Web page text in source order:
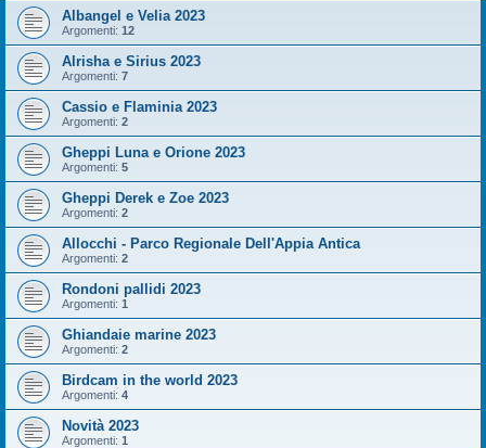
Albangel e Velia 2023
Argomenti: 12
Alrisha e Sirius 2023
Argomenti: 7
Cassio e Flaminia 2023
Argomenti: 2
Gheppi Luna e Orione 2023
Argomenti: 5
Gheppi Derek e Zoe 2023
Argomenti: 2
Allocchi - Parco Regionale Dell'Appia Antica
Argomenti: 2
Rondoni pallidi 2023
Argomenti: 1
Ghiandaie marine 2023
Argomenti: 2
Birdcam in the world 2023
Argomenti: 4
Novità 2023
Argomenti: 1